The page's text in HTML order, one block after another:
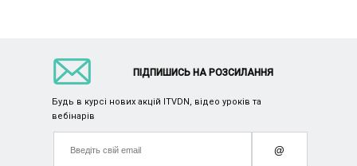
ПІДПИШИСЬ НА РОЗСИЛАННЯ
Будь в курсі нових акцій ITVDN, відео уроків та
вебінарів
@